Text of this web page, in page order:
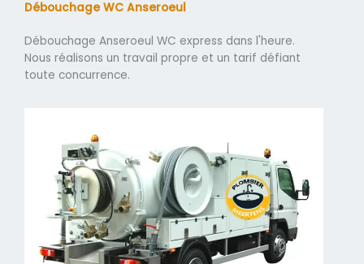
Débouchage WC Anseroeul
Débouchage Anseroeul WC express dans l'heure.
Nous réalisons un travail propre et un tarif défiant
toute concurrence.